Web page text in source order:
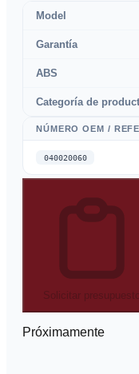
Model
Garantía
ABS
Categoría de
NÚMERO OEM /
040020060
Solicitar presupuesto
Próximamente